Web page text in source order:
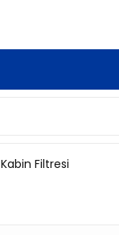
Kabin Filtresi